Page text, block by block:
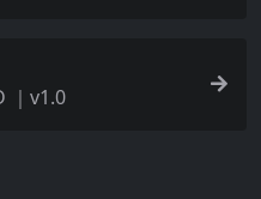
的演奏
｜v1.0